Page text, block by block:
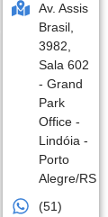
Av. Assis
Brasil,
3982,
Sala 602
- Grand
Park
Office -
Lindóia -
Porto
Alegre/RS
(51)